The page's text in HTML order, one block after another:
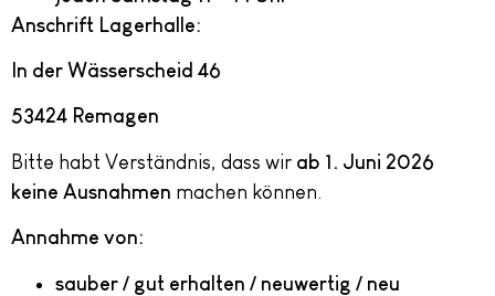
Anschrift Lagerhalle:
In der Wässerscheid 46
53424 Remagen
Bitte habt Verständnis, dass wir ab 1. Juni 2026
keine Ausnahmen machen können.
Annahme von:
sauber / gut erhalten / neuwertig / neu